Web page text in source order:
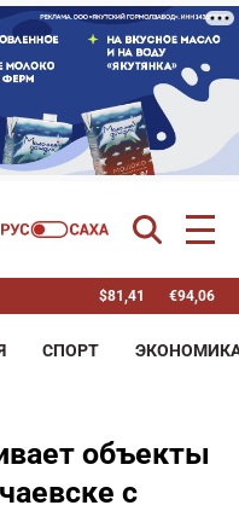
$81,41 €94,06
СПОРТ
объекты
с